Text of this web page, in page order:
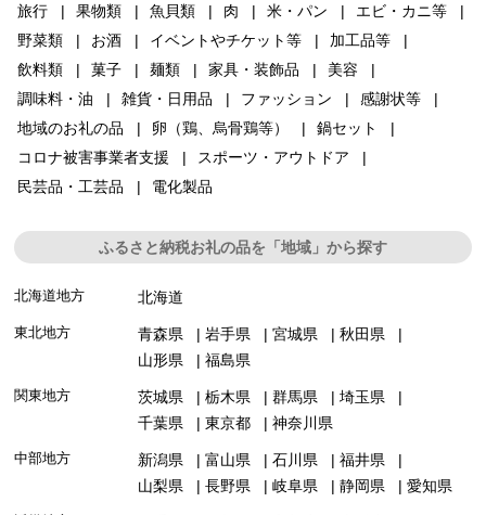
旅行 果物類 魚貝類 肉 米・パン
エビ・カニ等
野菜類
お酒 イベントやチケット等
加工品等
飲料類
菓子 麺類 家具・装飾品
美容
調味料・油
雑貨・日用品 ファッション
感謝状等
地域のお礼の品
卵（鶏、烏骨鶏等）
鍋セット
コロナ被害事業者支援
スポーツ・アウトドア
民芸品・工芸品
電化製品
ふるさと納税お礼の品を「地域」から探す
北海道地方 北海道
東北地方 青森県 岩手県 宮城県
秋田県
山形県
福島県
関東地方 茨城県 栃木県 群馬県
埼玉県
千葉県
東京都 神奈川県
中部地方 新潟県 富山県 石川県
福井県
山梨県
長野県 岐阜県 静岡県 愛知県